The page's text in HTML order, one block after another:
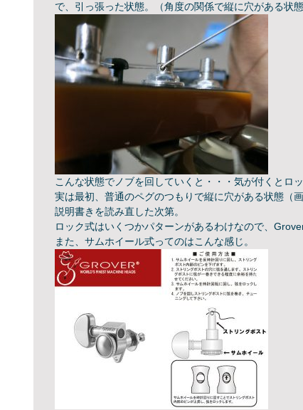
で、引っ張った状態。（角度の関係で縦に穴がある状
こんな状態でノブを回していくと・・・気が付くとロ
実は最初、普通のペグのつもりで縦に穴がある状態（
説明書きを読み直した次第。
ロック式はいくつかパターンがあるわけなので、
また、サムホイール式ってのはこんな感じ。